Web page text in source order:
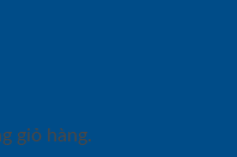
giỏ hàng.